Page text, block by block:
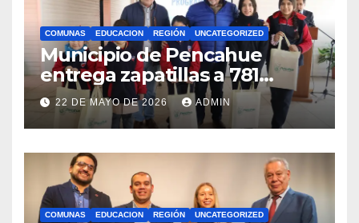
COMUNAS EDUCACION REGIÓN UNCATEGORIZED
Municipio de Pencahue
entrega zapatillas a 781
estudiantes con recursos del
Royalty Minero
22 DE MAYO DE 2026 ADMIN
COMUNAS EDUCACION REGIÓN UNCATEGORIZED